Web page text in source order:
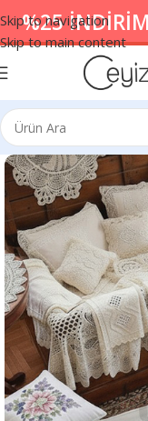
Skip to navigation
Skip to main content
%25